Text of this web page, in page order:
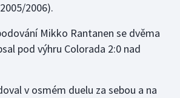
2006).
Mikko Rantanen se dvěma
pod výhru Colorada 2:0 nad
v osmém duelu za sebou a na